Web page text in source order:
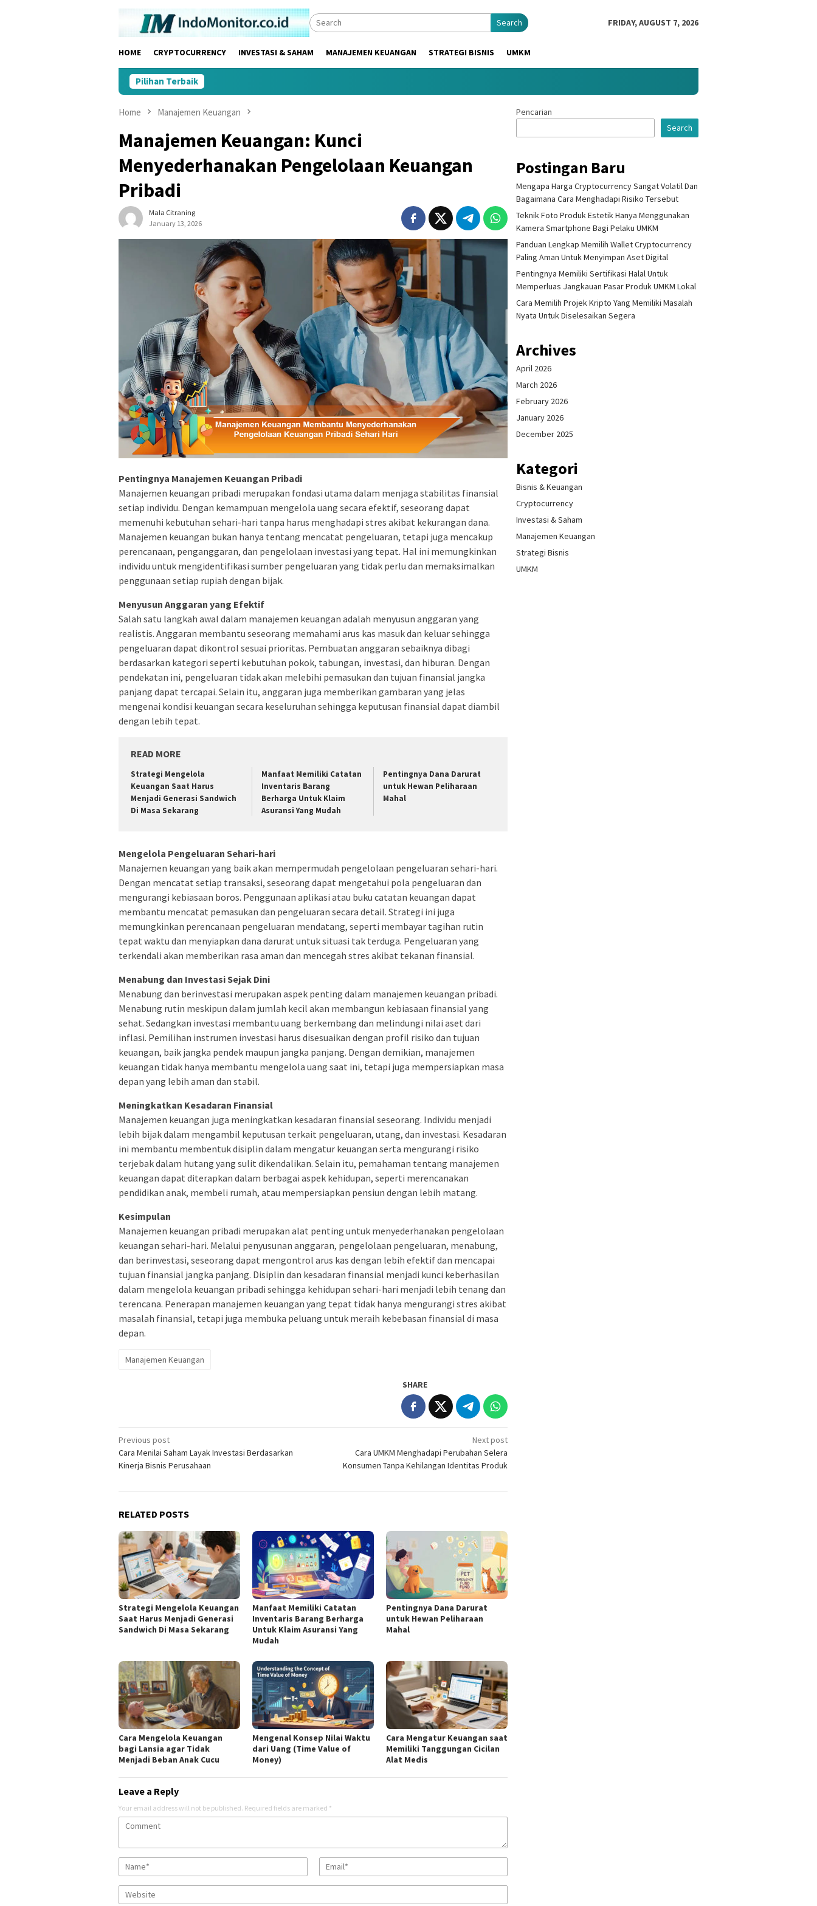
Search FRIDAY, AUGUST 7, 2026
HOME CRYPTOCURRENCY INVESTASI & SAHAM MANAJEMEN KEUANGAN STRATEGI BISNIS UMKM
Pilihan Terbaik
Home Manajemen Keuangan
Manajemen Keuangan: Kunci
Menyederhanakan Pengelolaan Keuangan
Pribadi
Mala Citraning
January 13, 2026
Pentingnya Manajemen Keuangan Pribadi
Manajemen keuangan pribadi merupakan fondasi utama dalam menjaga stabilitas finansial
setiap individu. Dengan kemampuan mengelola uang secara efektif, seseorang dapat
memenuhi kebutuhan sehari-hari tanpa harus menghadapi stres akibat kekurangan dana.
Manajemen keuangan bukan hanya tentang mencatat pengeluaran, tetapi juga mencakup
perencanaan, penganggaran, dan pengelolaan investasi yang tepat. Hal ini memungkinkan
individu untuk mengidentifikasi sumber pengeluaran yang tidak perlu dan memaksimalkan
penggunaan setiap rupiah dengan bijak.
Menyusun Anggaran yang Efektif
Salah satu langkah awal dalam manajemen keuangan adalah menyusun anggaran yang
realistis. Anggaran membantu seseorang memahami arus kas masuk dan keluar sehingga
pengeluaran dapat dikontrol sesuai prioritas. Pembuatan anggaran sebaiknya dibagi
berdasarkan kategori seperti kebutuhan pokok, tabungan, investasi, dan hiburan. Dengan
pendekatan ini, pengeluaran tidak akan melebihi pemasukan dan tujuan finansial jangka
panjang dapat tercapai. Selain itu, anggaran juga memberikan gambaran yang jelas
mengenai kondisi keuangan secara keseluruhan sehingga keputusan finansial dapat diambil
dengan lebih tepat.
READ MORE
Strategi Mengelola
Keuangan Saat Harus
Menjadi Generasi Sandwich
Di Masa Sekarang
Manfaat Memiliki Catatan
Inventaris Barang
Berharga Untuk Klaim
Asuransi Yang Mudah
Pentingnya Dana Darurat
untuk Hewan Peliharaan
Mahal
Mengelola Pengeluaran Sehari-hari
Manajemen keuangan yang baik akan mempermudah pengelolaan pengeluaran sehari-hari.
Dengan mencatat setiap transaksi, seseorang dapat mengetahui pola pengeluaran dan
mengurangi kebiasaan boros. Penggunaan aplikasi atau buku catatan keuangan dapat
membantu mencatat pemasukan dan pengeluaran secara detail. Strategi ini juga
memungkinkan perencanaan pengeluaran mendatang, seperti membayar tagihan rutin
tepat waktu dan menyiapkan dana darurat untuk situasi tak terduga. Pengeluaran yang
terkendali akan memberikan rasa aman dan mencegah stres akibat tekanan finansial.
Menabung dan Investasi Sejak Dini
Menabung dan berinvestasi merupakan aspek penting dalam manajemen keuangan pribadi.
Menabung rutin meskipun dalam jumlah kecil akan membangun kebiasaan finansial yang
sehat. Sedangkan investasi membantu uang berkembang dan melindungi nilai aset dari
inflasi. Pemilihan instrumen investasi harus disesuaikan dengan profil risiko dan tujuan
keuangan, baik jangka pendek maupun jangka panjang. Dengan demikian, manajemen
keuangan tidak hanya membantu mengelola uang saat ini, tetapi juga mempersiapkan masa
depan yang lebih aman dan stabil.
Meningkatkan Kesadaran Finansial
Manajemen keuangan juga meningkatkan kesadaran finansial seseorang. Individu menjadi
lebih bijak dalam mengambil keputusan terkait pengeluaran, utang, dan investasi. Kesadaran
ini membantu membentuk disiplin dalam mengatur keuangan serta mengurangi risiko
terjebak dalam hutang yang sulit dikendalikan. Selain itu, pemahaman tentang manajemen
keuangan dapat diterapkan dalam berbagai aspek kehidupan, seperti merencanakan
pendidikan anak, membeli rumah, atau mempersiapkan pensiun dengan lebih matang.
Kesimpulan
Manajemen keuangan pribadi merupakan alat penting untuk menyederhanakan pengelolaan
keuangan sehari-hari. Melalui penyusunan anggaran, pengelolaan pengeluaran, menabung,
dan berinvestasi, seseorang dapat mengontrol arus kas dengan lebih efektif dan mencapai
tujuan finansial jangka panjang. Disiplin dan kesadaran finansial menjadi kunci keberhasilan
dalam mengelola keuangan pribadi sehingga kehidupan sehari-hari menjadi lebih tenang dan
terencana. Penerapan manajemen keuangan yang tepat tidak hanya mengurangi stres akibat
masalah finansial, tetapi juga membuka peluang untuk meraih kebebasan finansial di masa
depan.
Manajemen Keuangan
SHARE
Post
navigation
Previous post
Cara Menilai Saham Layak Investasi Berdasarkan
Kinerja Bisnis Perusahaan
Next post
Cara UMKM Menghadapi Perubahan Selera
Konsumen Tanpa Kehilangan Identitas Produk
RELATED POSTS
Strategi Mengelola Keuangan
Saat Harus Menjadi Generasi
Sandwich Di Masa Sekarang
Manfaat Memiliki Catatan
Inventaris Barang Berharga
Untuk Klaim Asuransi Yang
Mudah
Pentingnya Dana Darurat
untuk Hewan Peliharaan
Mahal
Cara Mengelola Keuangan
bagi Lansia agar Tidak
Menjadi Beban Anak Cucu
Mengenal Konsep Nilai Waktu
dari Uang (Time Value of
Money)
Cara Mengatur Keuangan saat
Memiliki Tanggungan Cicilan
Alat Medis
Leave a Reply
Your email address will not be published. Required fields are marked *
Pencarian
Search
Postingan Baru
Mengapa Harga Cryptocurrency Sangat Volatil Dan
Bagaimana Cara Menghadapi Risiko Tersebut
Teknik Foto Produk Estetik Hanya Menggunakan
Kamera Smartphone Bagi Pelaku UMKM
Panduan Lengkap Memilih Wallet Cryptocurrency
Paling Aman Untuk Menyimpan Aset Digital
Pentingnya Memiliki Sertifikasi Halal Untuk
Memperluas Jangkauan Pasar Produk UMKM Lokal
Cara Memilih Projek Kripto Yang Memiliki Masalah
Nyata Untuk Diselesaikan Segera
Archives
April 2026
March 2026
February 2026
January 2026
December 2025
Kategori
Bisnis & Keuangan
Cryptocurrency
Investasi & Saham
Manajemen Keuangan
Strategi Bisnis
UMKM